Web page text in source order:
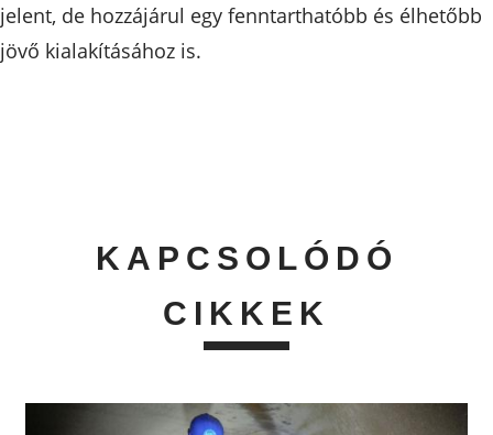
jelent, de hozzájárul egy fenntarthatóbb és élhetőbb
jövő kialakításához is.
KAPCSOLÓDÓ
CIKKEK